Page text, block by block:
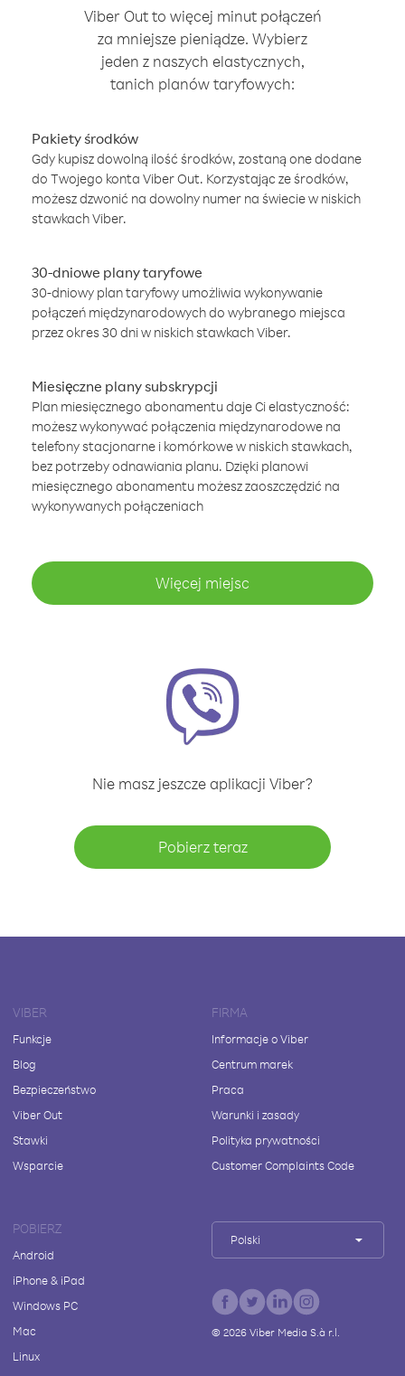
Viber Out to więcej minut połączeń
za mniejsze pieniądze. Wybierz
jeden z naszych elastycznych,
tanich planów taryfowych:
Pakiety środków
Gdy kupisz dowolną ilość środków, zostaną one dodane
do Twojego konta Viber Out. Korzystając ze środków,
możesz dzwonić na dowolny numer na świecie w niskich
stawkach Viber.
30-dniowe plany taryfowe
30-dniowy plan taryfowy umożliwia wykonywanie
połączeń międzynarodowych do wybranego miejsca
przez okres 30 dni w niskich stawkach Viber.
Miesięczne plany subskrypcji
Plan miesięcznego abonamentu daje Ci elastyczność:
możesz wykonywać połączenia międzynarodowe na
telefony stacjonarne i komórkowe w niskich stawkach,
bez potrzeby odnawiania planu. Dzięki planowi
miesięcznego abonamentu możesz zaoszczędzić na
wykonywanych połączeniach
Więcej miejsc
Nie masz jeszcze aplikacji Viber?
Pobierz teraz
VIBER
Funkcje
Blog
Bezpieczeństwo
Viber Out
Stawki
Wsparcie
FIRMA
Informacje o Viber
Centrum marek
Praca
Warunki i zasady
Polityka prywatności
Customer Complaints Code
POBIERZ
Android
iPhone & iPad
Windows PC
Mac
Linux
Polski
© 2026Viber Media S.à r.l.